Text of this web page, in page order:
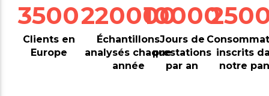
3500
Clients en
Europe
220000
Échantillons
analysés chaque
année
10000
Jours de
prestations
par an
inscrits
notre